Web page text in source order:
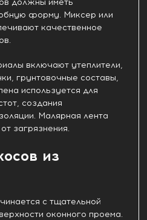
должны иметь
форму. Миксер или
качественное
включают утеплители,
грунтовочные составы,
используется для
создания
Малярная лента
загрязнения.
из
с тщательной
оконного проема.